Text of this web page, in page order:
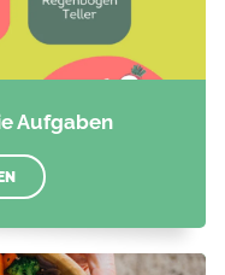
Aufgaben